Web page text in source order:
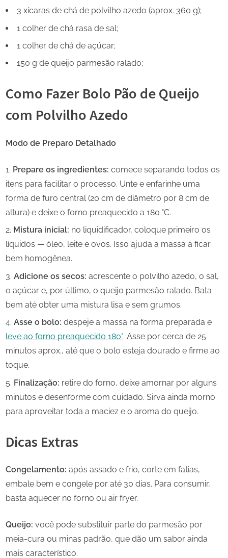
3 xícaras de chá de polvilho azedo (aprox. 360 g);
1 colher de chá rasa de sal;
1 colher de chá de açúcar;
150 g de queijo parmesão ralado;
Como Fazer Bolo Pão de Queijo
com Polvilho Azedo
Modo de Preparo Detalhado
Prepare os ingredientes: comece separando todos os
itens para facilitar o processo. Unte e enfarinhe uma
forma de furo central (20 cm de diâmetro por 8 cm de
altura) e deixe o forno preaquecido a 180 °C.
Mistura inicial: no liquidificador, coloque primeiro os
líquidos — óleo, leite e ovos. Isso ajuda a massa a ficar
bem homogênea.
Adicione os secos: acrescente o polvilho azedo, o sal,
o açúcar e, por último, o queijo parmesão ralado. Bata
bem até obter uma mistura lisa e sem grumos.
Asse o bolo: despeje a massa na forma preparada e
leve ao forno preaquecido 180°. Asse por cerca de 25
minutos aprox., até que o bolo esteja dourado e firme ao
toque.
Finalização: retire do forno, deixe amornar por alguns
minutos e desenforme com cuidado. Sirva ainda morno
para aproveitar toda a maciez e o aroma do queijo.
Dicas Extras
Congelamento: após assado e frio, corte em fatias,
embale bem e congele por até 30 dias. Para consumir,
basta aquecer no forno ou air fryer.
Queijo: você pode substituir parte do parmesão por
meia-cura ou minas padrão, que dão um sabor ainda
mais característico.